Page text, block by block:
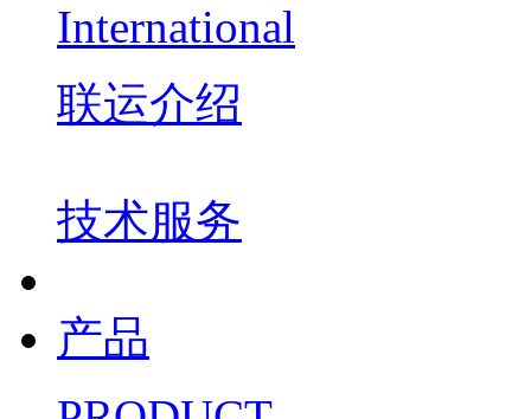
International
联运介绍
技术服务
产品